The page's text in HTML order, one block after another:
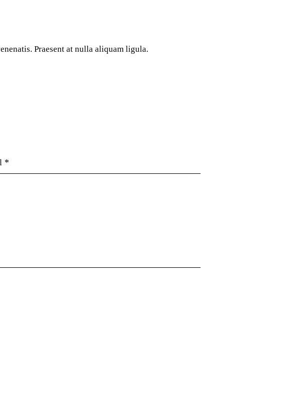
Praesent at nulla aliquam ligula.